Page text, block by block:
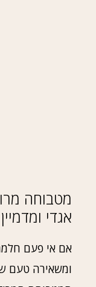
מטבוחה
אגדי ומדמיין
אם אי פעם
ומשאירה טעם